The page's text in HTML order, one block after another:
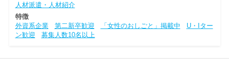
人材派遣・人材紹介
特徴
外資系企業
第二新卒歓迎 「女性のおしごと」掲載中
U・Iター
ン歓迎
募集人数10名以上